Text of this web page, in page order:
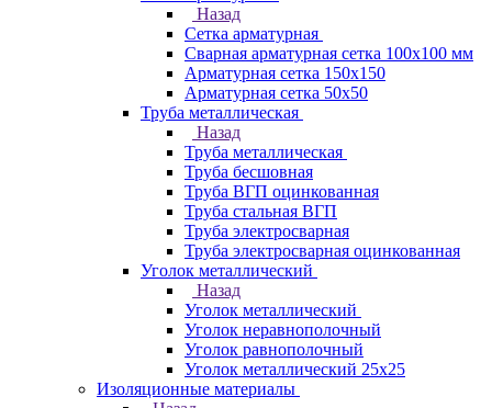
Назад
Сетка арматурная
Сварная арматурная сетка 100х100 мм
Арматурная сетка 150х150
Арматурная сетка 50х50
Труба металлическая
Назад
Труба металлическая
Труба бесшовная
Труба ВГП оцинкованная
Труба стальная ВГП
Труба электросварная
Труба электросварная оцинкованная
Уголок металлический
Назад
Уголок металлический
Уголок неравнополочный
Уголок равнополочный
Уголок металлический 25х25
Изоляционные материалы